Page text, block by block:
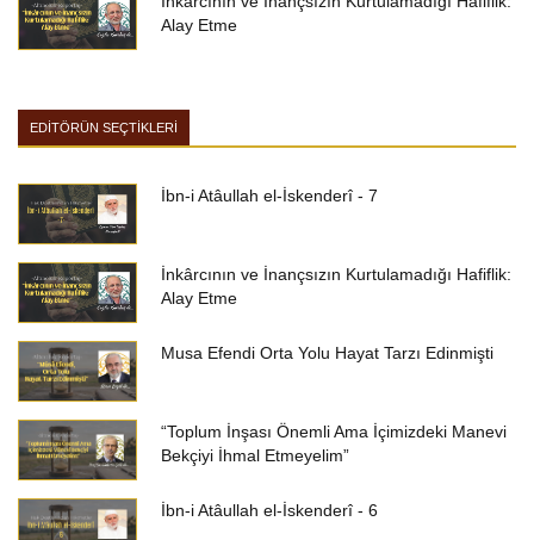
Alay Etme
EDİTÖRÜN SEÇTİKLERİ
İbn-i Atâullah el-İskenderî - 7
İnkârcının ve İnançsızın Kurtulamadığı Hafiflik:
Alay Etme
Musa Efendi Orta Yolu Hayat Tarzı Edinmişti
“Toplum İnşası Önemli Ama İçimizdeki Manevi
Bekçiyi İhmal Etmeyelim”
İbn-i Atâullah el-İskenderî - 6